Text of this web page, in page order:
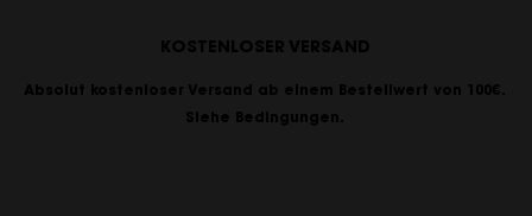
KOSTENLOSER VERSAND
Absolut kostenloser Versand ab einem Bestellwert von 100€.
Siehe Bedingungen.